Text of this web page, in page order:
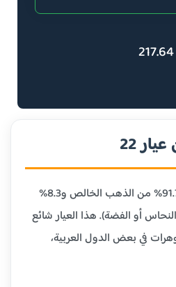
217.64
22
عيار 22 قيراط يحتوي على 91.7% من الذهب الخالص و8.3%
أو الفضة). هذا العيار شائع
في بعض الدول العربية،